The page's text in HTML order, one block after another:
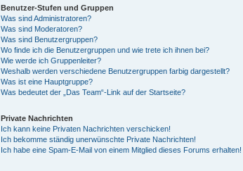
Benutzer-Stufen und Gruppen
Was sind Administratoren?
Was sind Moderatoren?
Was sind Benutzergruppen?
Wo finde ich die Benutzergruppen und wie trete ich ihnen bei?
Wie werde ich Gruppenleiter?
Weshalb werden verschiedene Benutzergruppen farbig dargestellt?
Was ist eine Hauptgruppe?
Was bedeutet der „Das Team“-Link auf der Startseite?
Private Nachrichten
Ich kann keine Privaten Nachrichten verschicken!
Ich bekomme ständig unerwünschte Private Nachrichten!
Ich habe eine Spam-E-Mail von einem Mitglied dieses Forums erhalten!